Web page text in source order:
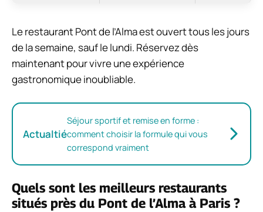
Le restaurant Pont de l’Alma est ouvert tous les jours
de la semaine, sauf le lundi. Réservez dès
maintenant pour vivre une expérience
gastronomique inoubliable.
Actualtié
Séjour sportif et remise en forme :
comment choisir la formule qui vous
correspond vraiment
Quels sont les meilleurs restaurants
situés près du Pont de l’Alma à Paris ?